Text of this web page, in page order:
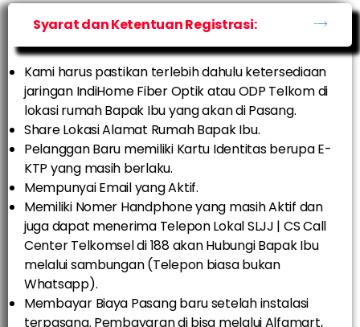
Syarat dan Ketentuan Registrasi:
Kami harus pastikan terlebih dahulu ketersediaan
jaringan IndiHome Fiber Optik atau ODP Telkom di
lokasi rumah Bapak Ibu yang akan di Pasang.
Share Lokasi Alamat Rumah Bapak Ibu.
Pelanggan Baru memiliki Kartu Identitas berupa E-
KTP yang masih berlaku.
Mempunyai Email yang Aktif.
Memiliki Nomer Handphone yang masih Aktif dan
juga dapat menerima Telepon Lokal SLJJ | CS Call
Center Telkomsel di 188 akan Hubungi Bapak Ibu
melalui sambungan (Telepon biasa bukan
Whatsapp).
Membayar Biaya Pasang baru setelah instalasi
terpasang. Pembayaran di bisa melalui Alfamart,